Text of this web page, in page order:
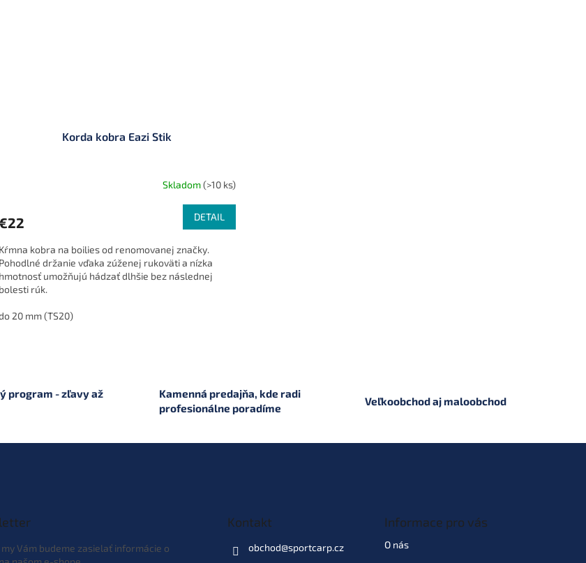
Korda kobra Eazi Stik
Skladom(>10 ks)
DETAIL
Kŕmna kobra na boilies od renomovanej značky.
Pohodlné držanie vďaka zúženej rukoväti a nízka
hmotnosť umožňujú hádzať dlhšie bez následnej
bolesti rúk.
20 mm (TS20)
i
ý
program - zľavy až
Kamenná predajňa, kde radi
profesionálne poradíme
Veľkoobchod aj maloobchod
Vám budeme zasielať informácie o
Kontakt
obchod@sportcarp.cz
Informace pro vás
O nás